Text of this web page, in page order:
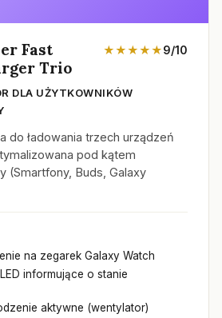
Fast
Trio
★★★★★9/10
DLA UŻYTKOWNIKÓW
do ładowania trzech urządzeń
pod kątem
(Smartfony, Buds, Galaxy
na zegarek Galaxy Watch
informujące o stanie
aktywne (wentylator)